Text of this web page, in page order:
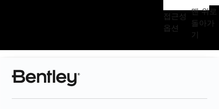
접근성
옵션
맨 위로
돌아가
기